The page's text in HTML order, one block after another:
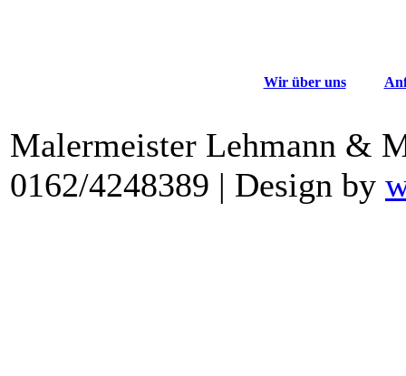
Wir über uns
Malermeister Lehmann &
0162/4248389 | Design by